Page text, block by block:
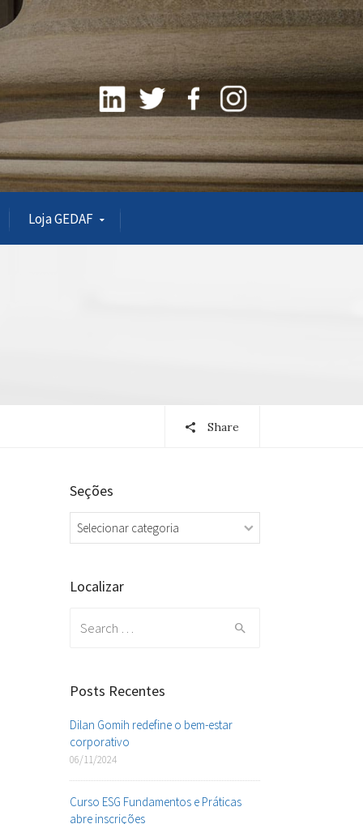
Loja GEDAF
Share
Seções
Seções
Localizar
Posts Recentes
Dilan Gomih redefine o bem-estar
corporativo
06/11/2024
Curso ESG Fundamentos e Práticas
abre inscrições